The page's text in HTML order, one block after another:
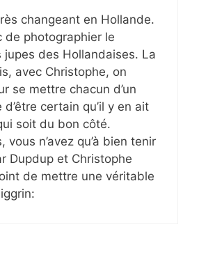
changeant en Hollande.
de photographier le
jupes des Hollandaises. La
avec Christophe, on
se mettre chacun d’un
certain qu’il y en ait
soit du bon côté.
vous n’avez qu’à bien tenir
Dupdup et Christophe
de mettre une véritable